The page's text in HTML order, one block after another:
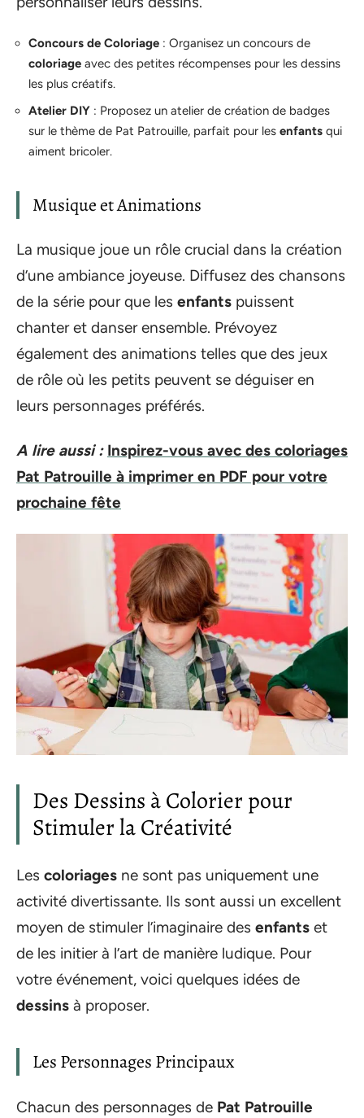
Concours de Coloriage : Organisez un concours de
coloriage avec des petites récompenses pour les dessins
les plus créatifs.
Atelier DIY : Proposez un atelier de création de badges
sur le thème de Pat Patrouille, parfait pour les enfants qui
aiment bricoler.
Musique et Animations
La musique joue un rôle crucial dans la création
d’une ambiance joyeuse. Diffusez des chansons
de la série pour que les enfants puissent
chanter et danser ensemble. Prévoyez
également des animations telles que des jeux
de rôle où les petits peuvent se déguiser en
leurs personnages préférés.
A lire aussi : Inspirez-vous avec des coloriages
Pat Patrouille à imprimer en PDF pour votre
prochaine fête
Des Dessins à Colorier pour
Stimuler la Créativité
Les coloriages ne sont pas uniquement une
activité divertissante. Ils sont aussi un excellent
moyen de stimuler l’imaginaire des enfants et
de les initier à l’art de manière ludique. Pour
votre événement, voici quelques idées de
dessins à proposer.
Les Personnages Principaux
Chacun des personnages de Pat Patrouille